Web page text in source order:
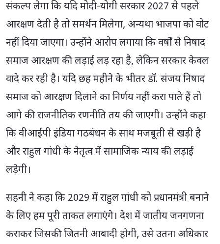
संकल्प लेगा कि यदि मोदी-योगी सरकार 2027 से पहले
आरक्षण देती है तो समर्थन मिलेगा, अन्यथा भाजपा को वोट
नहीं दिया जाएगा। उन्होंने आरोप लगाया कि वर्षों से निषाद
समाज आरक्षण की लड़ाई लड़ रहा है, लेकिन सरकार केवल
वादे कर रही है। यदि छह महीने के भीतर डॉ. संजय निषाद
समाज को आरक्षण दिलाने का निर्णय नहीं करा पाते हैं तो
आगे की राजनीतिक रणनीति तय की जाएगी। उन्होंने कहा
कि वीआईपी इंडिया गठबंधन के साथ मजबूती से खड़ी है
और राहुल गांधी के नेतृत्व में सामाजिक न्याय की लड़ाई
लड़ेगी।
सहनी ने कहा कि 2029 में राहुल गांधी को प्रधानमंत्री बनाने
के लिए हम पूरी ताकत लगाएंगे। देश में जातीय जनगणना
कराकर जिसकी जितनी आबादी होगी, उसे उतना अधिकार